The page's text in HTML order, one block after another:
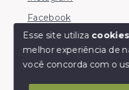
Olá! somos da
Facebook
© Copyright 2026 -
Esse site utiliza cookies
melhor experiência de
você concorda com o